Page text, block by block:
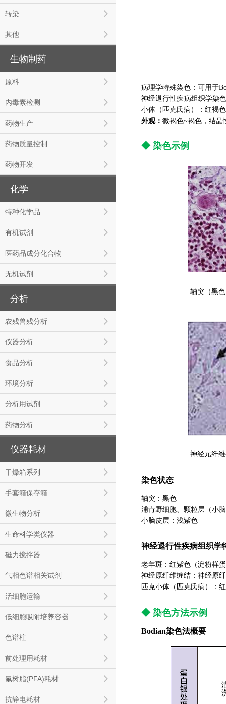
转染
其他
生物制药
原料
内毒素检测
药物生产
药物质量控制
药物开发
化学
特种化学品
有机试剂
医药品成分化合物
无机试剂
分析
农残兽残分析
仪器分析
食品分析
环境分析
分析用试剂
药物分析
仪器耗材
干燥箱系列
手套箱保存箱
微生物分析
生命科学类仪器
磁力搅拌器
气相色谱相关试剂
活细胞运输
低细胞吸附培养容器
色谱柱
前处理用耗材
氟树脂(PFA)耗材
抗静电耗材
病理学特殊染色：可用于
神经退行性疾病组织学染
小体（匹克氏病）：红褐
外观： 微褐色~褐色，结晶
◆ 染色示例
轴突（黑
神经元纤
染色状态
轴突：黑色
浦肯野细胞、颗粒层（小
小脑皮层：浅紫色
神经退行性疾病组织学
老年斑：红紫色（淀粉样
神经原纤维缠结：神经原
匹克小体（匹克氏病）：
◆ 染色方法示例
Bodian染色法概要